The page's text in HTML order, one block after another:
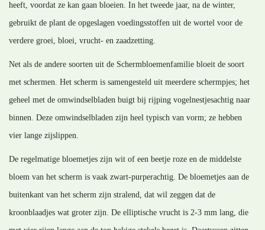
heeft, voordat ze kan gaan bloeien. In het tweede jaar, na de winter,
gebruikt de plant de opgeslagen voedingsstoffen uit de wortel voor de
verdere groei, bloei, vrucht- en zaadzetting.
Net als de andere soorten uit de Schermbloemenfamilie bloeit de soort
met schermen. Het scherm is samengesteld uit meerdere schermpjes; het
geheel met de omwindselbladen buigt bij rijping vogelnestjesachtig naar
binnen. Deze omwindselbladen zijn heel typisch van vorm; ze hebben
vier lange zijslippen.
De regelmatige bloemetjes zijn wit of een beetje roze en de middelste
bloem van het scherm is vaak zwart-purperachtig. De bloemetjes aan de
buitenkant van het scherm zijn stralend, dat wil zeggen dat de
kroonblaadjes wat groter zijn. De elliptische vrucht is 2-3 mm lang, die